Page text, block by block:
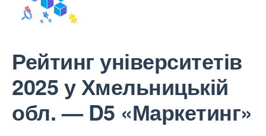
Рейтинг університетів
2025 у Хмельницькій
обл. — D5 «Маркетинг»